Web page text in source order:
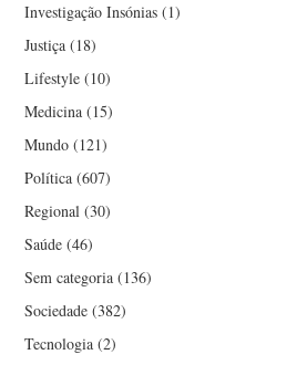
Investigação Insónias (1)
Justiça (18)
Lifestyle (10)
Medicina (15)
Mundo (121)
Política (607)
Regional (30)
Saúde (46)
Sem categoria (136)
Sociedade (382)
Tecnologia (2)